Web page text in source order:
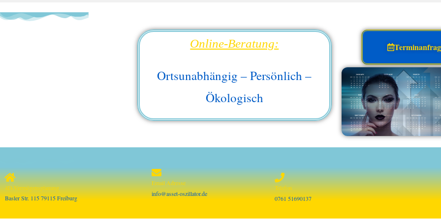
Online-Beratung:
Ortsunabhängig – Persönlich –
Ökologisch
4D-Vermögensplanung
Basler Str. 115 79115 Freiburg
Email Adresse
info@asset-oszillator.de
Telefon
0761 51690137